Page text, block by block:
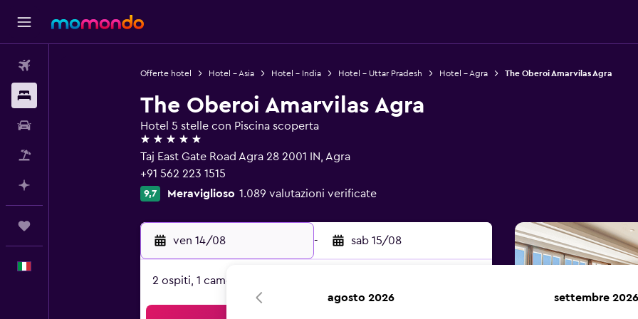
Offerte hotel Hotel - Asia Hotel - India Hotel - Uttar Pradesh Hotel - Agra The Oberoi Amarvilas Agra
The Oberoi Amarvilas Agra
Hotel 5 stelle con Piscina scoperta
5 stelle
Taj East Gate Road Agra 28 2001 IN, Agra
+91 562 223 1515
9,7 Meraviglioso 1.089 valutazioni verificate
ven 14/08 - sab 15/08
2 ospiti, 1 camera
agosto 2026 settembre 2026